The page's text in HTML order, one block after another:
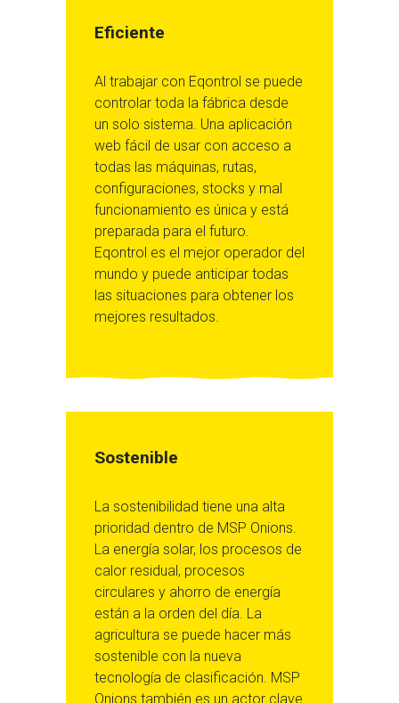
Eficiente
Al trabajar con Eqontrol se puede
controlar toda la fábrica desde
un solo sistema. Una aplicación
web fácil de usar con acceso a
todas las máquinas, rutas,
configuraciones, stocks y mal
funcionamiento es única y está
preparada para el futuro.
Eqontrol es el mejor operador del
mundo y puede anticipar todas
las situaciones para obtener los
mejores resultados.
Sostenible
La sostenibilidad tiene una alta
prioridad dentro de MSP Onions.
La energía solar, los procesos de
calor residual, procesos
circulares y ahorro de energía
están a la orden del día. La
agricultura se puede hacer más
sostenible con la nueva
tecnología de clasificación. MSP
Onions también es un actor clave